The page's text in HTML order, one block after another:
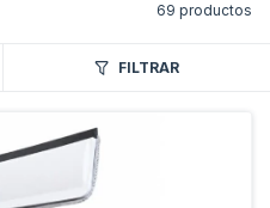
69 productos
FILTRAR